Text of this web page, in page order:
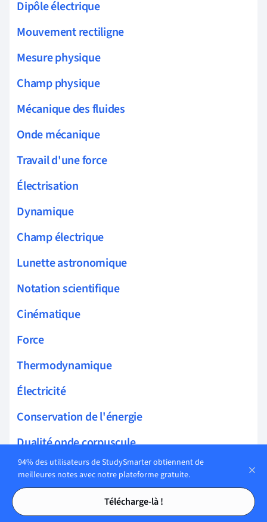
Tables des matières
Tables des matières
Dipôle électrique
Mouvement rectiligne
Mesure physique
Champ physique
Mécanique des fluides
Onde mécanique
Travail d'une force
Électrisation
Dynamique
Champ électrique
Lunette astronomique
Notation scientifique
Cinématique
Force
Thermodynamique
Électricité
Conservation de l'énergie
Dualité onde corpuscule
Mouvement dans un champ uniforme
Gaz parfait
94% des utilisateurs de StudySmarter obtiennent de
meilleures notes avec notre plateforme gratuite.
Télécharge-là !